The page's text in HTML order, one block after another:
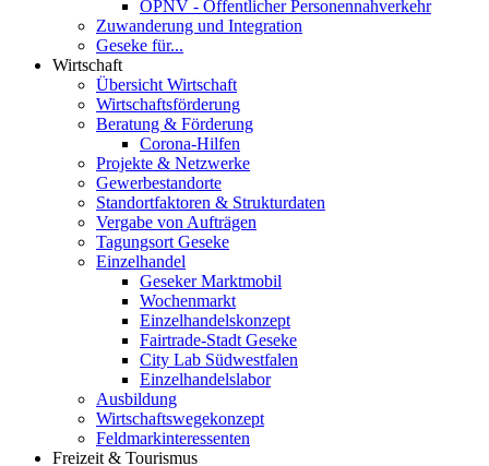
ÖPNV - Öffentlicher Personennahverkehr
Zuwanderung und Integration
Geseke für...
Wirtschaft
Übersicht Wirtschaft
Wirtschaftsförderung
Beratung & Förderung
Corona-Hilfen
Projekte & Netzwerke
Gewerbestandorte
Standortfaktoren & Strukturdaten
Vergabe von Aufträgen
Tagungsort Geseke
Einzelhandel
Geseker Marktmobil
Wochenmarkt
Einzelhandelskonzept
Fairtrade-Stadt Geseke
City Lab Südwestfalen
Einzelhandelslabor
Ausbildung
Wirtschaftswegekonzept
Feldmarkinteressenten
Freizeit & Tourismus